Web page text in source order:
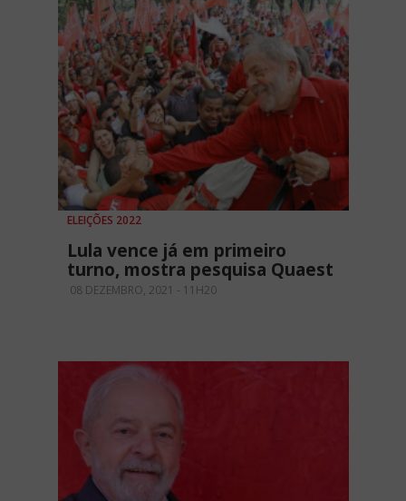
ELEIÇÕES 2022
Lula vence já em primeiro
turno, mostra pesquisa Quaest
08 DEZEMBRO, 2021 - 11H20